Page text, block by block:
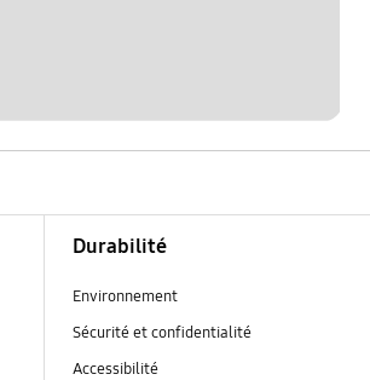
Durabilité
Environnement
Sécurité et confidentialité
Accessibilité